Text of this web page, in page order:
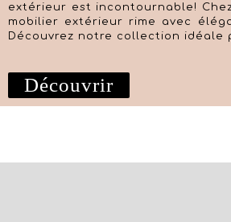
extérieur est incontournable!
mobilier extérieur rime avec
Découvrez notre collection idéale
Découvrir